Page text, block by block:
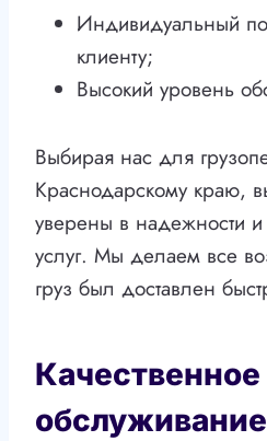
Индивидуальный
клиенту;
Высокий уровень
Выбирая нас для
Краснодарскому краю,
уверены в надежности и
услуг. Мы делаем все
груз был доставлен
Качественное
обслуживание